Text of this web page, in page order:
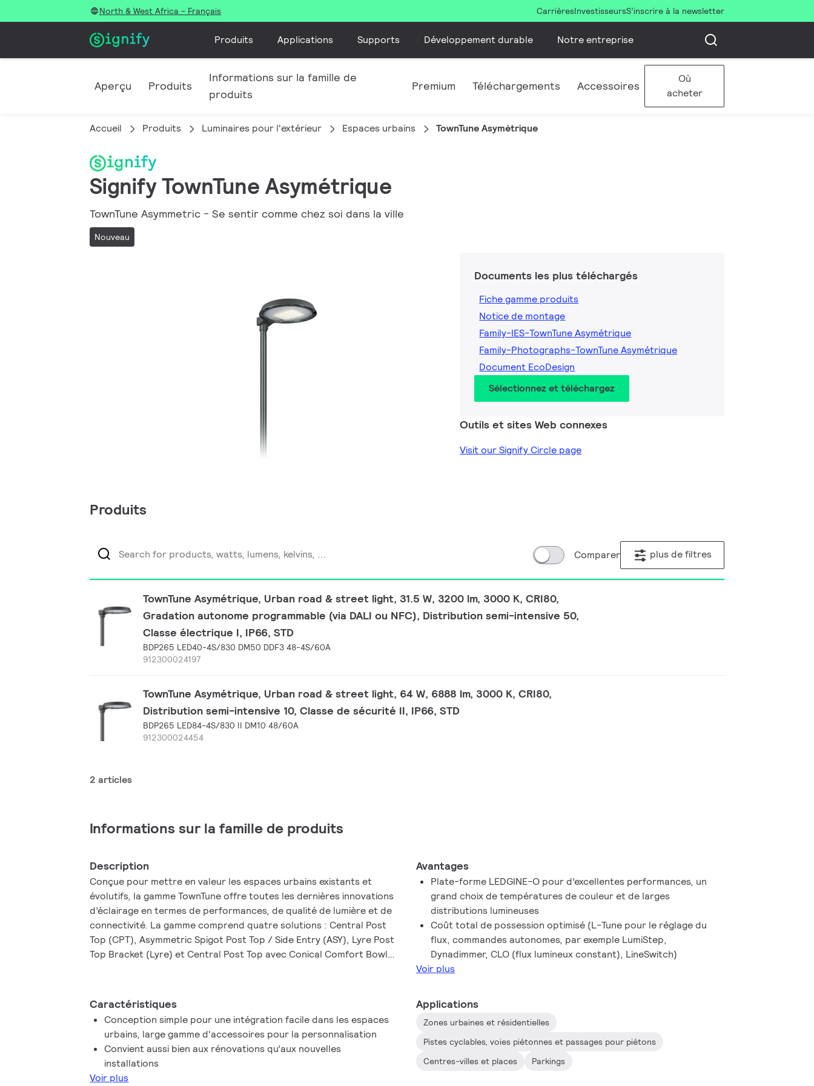
North & West Africa - Français CarrièresInvestisseursS’inscrire à la newsletter
Produits Applications Supports Développement durable Notre entreprise
Aperçu Produits
Informations sur la famille de
produits
Premium Téléchargements Accessoires
Où
acheter
Accueil Produits Luminaires pour l'extérieur Espaces urbains TownTune Asymétrique
Signify TownTune Asymétrique
TownTune Asymmetric - Se sentir comme chez soi dans la ville
Nouveau
Documents les plus téléchargés
Fiche gamme produits
Notice de montage
Family-IES-TownTune Asymétrique
Family-Photographs-TownTune Asymétrique
Document EcoDesign
Sélectionnez et téléchargez
Outils et sites Web connexes
Visit our Signify Circle page
Produits
Comparer plus de filtres
TownTune Asymétrique, Urban road & street light, 31.5 W, 3200 lm, 3000 K, CRI80,
Gradation autonome programmable (via DALI ou NFC), Distribution semi-intensive 50,
Classe électrique I, IP66, STD
BDP265 LED40-4S/830 DM50 DDF3 48-4S/60A
912300024197
TownTune Asymétrique, Urban road & street light, 64 W, 6888 lm, 3000 K, CRI80,
Distribution semi-intensive 10, Classe de sécurité II, IP66, STD
BDP265 LED84-4S/830 II DM10 48/60A
912300024454
2 articles
Informations sur la famille de produits
Description
Conçue pour mettre en valeur les espaces urbains existants et
évolutifs, la gamme TownTune offre toutes les dernières innovations
d’éclairage en termes de performances, de qualité de lumière et de
connectivité. La gamme comprend quatre solutions : Central Post
Top (CPT), Asymmetric Spigot Post Top / Side Entry (ASY), Lyre Post
Top Bracket (Lyre) et Central Post Top avec Conical Comfort Bowl
possible d’ajouter une bague décorative, proposée en deux
couleurs (sauf CCB). Des options de design qui vous permettent de
créer votre propre signature lumineuse et d’apporter une identité
distinctive aux quartiers et aux villes. De plus, chaque luminaire de la
gamme TownTune est identifiable de manière unique, grâce à
l’application Signify Service tag. Il vous suffit de scanner un
Avantages
Plate-forme LEDGINE-O pour d’excellentes performances, un
grand choix de températures de couleur et de larges
distributions lumineuses
Coût total de possession optimisé (L-Tune pour le réglage du
flux, commandes autonomes, par exemple LumiStep,
Dynadimmer, CLO (flux lumineux constant), LineSwitch)
Voir plus
Caractéristiques
Conception simple pour une intégration facile dans les espaces
urbains, large gamme d'accessoires pour la personnalisation
Convient aussi bien aux rénovations qu’aux nouvelles
installations
Voir plus
Applications
Zones urbaines et résidentielles
Pistes cyclables, voies piétonnes et passages pour piétons
Centres-villes et places
Parkings